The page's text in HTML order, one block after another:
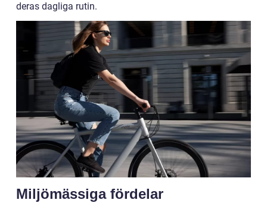
deras dagliga rutin.
Miljömässiga fördelar